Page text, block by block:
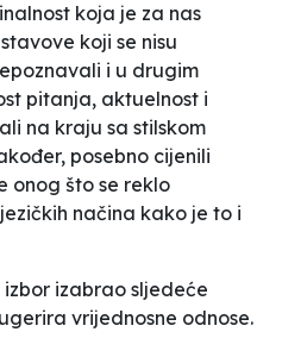
koja je za nas
koji se nisu
i u drugim
pitanja, aktuelnost i
na kraju sa stilskom
posebno cijenili
onog što se reklo
načina kako je to i
izbor izabrao sljedeće
vrijednosne odnose.